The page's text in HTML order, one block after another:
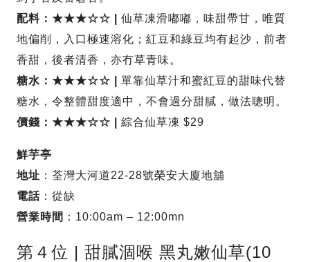
配料：★★★☆☆ | 仙草凍滑嘟嘟，味甜帶甘，唯質
地偏削，入口極速溶化；紅豆和綠豆均有起沙，前者
香甜，後者清香，亦冇草青味。
糖水：★★★☆☆ | 單靠仙草汁和蜜紅豆的甜味代替
糖水，令整體甜度適中，不會過分甜膩，做法聰明。
價錢：★★★☆☆ | 綜合仙草凍 $29
鮮芋亭
地址 ：荃灣大河道22-28號榮安大廈地舖
電話 ：從缺
營業時間 ：10:00am – 12:00mn
第４位 | 甜膩涸喉 黑丸嫩仙草(10